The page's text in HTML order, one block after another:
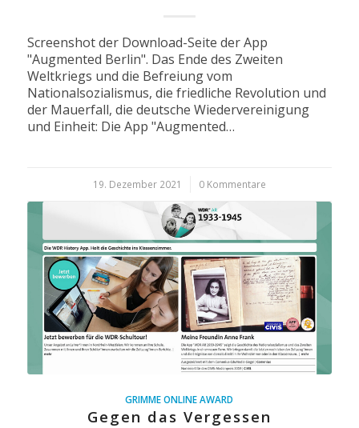
Screenshot der Download-Seite der App
"Augmented Berlin". Das Ende des Zweiten
Weltkriegs und die Befreiung vom
Nationalsozialismus, die friedliche Revolution und
der Mauerfall, die deutsche Wiedervereinigung
und Einheit: Die App "Augmented…
19. Dezember 2021
/ 0 Kommentare
GRIMME ONLINE AWARD
Gegen das Vergessen